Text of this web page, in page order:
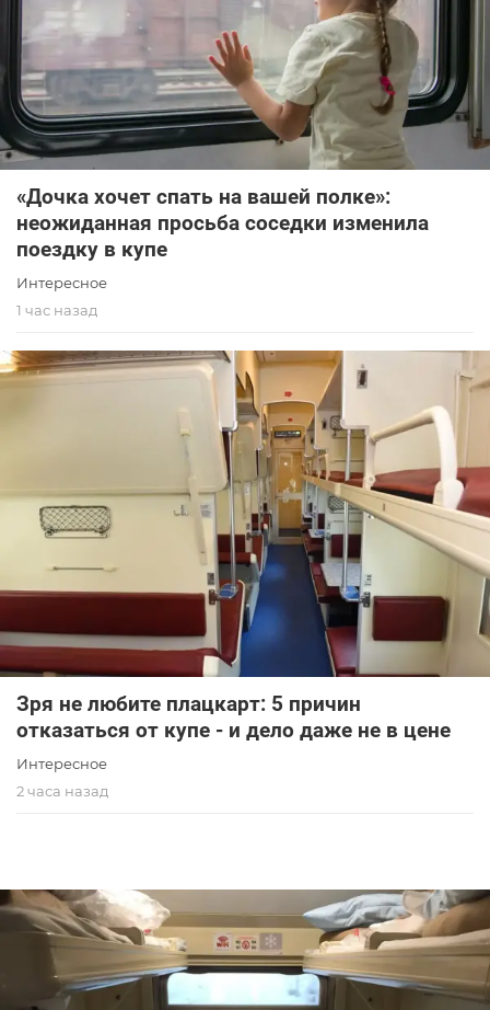
«Дочка хочет спать на вашей полке»:
неожиданная просьба соседки изменила
поездку в купе
Интересное
1 час назад
Зря не любите плацкарт: 5 причин
отказаться от купе - и дело даже не в цене
Интересное
2 часа назад